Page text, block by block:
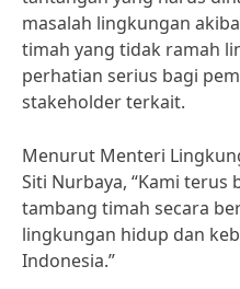
masalah lingkungan
timah yang tidak ramah
perhatian serius bagi
stakeholder terkait.
Menurut Menteri
Siti Nurbaya, “Kami
tambang timah secara
lingkungan hidup dan
Indonesia.”